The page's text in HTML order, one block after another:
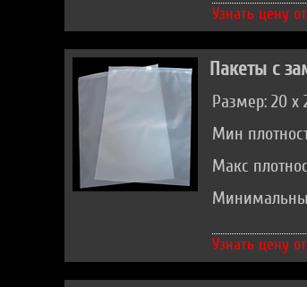
Узнать цену
Пакеты с
Размер: 20 х
Мин
Макс
Узнать цену